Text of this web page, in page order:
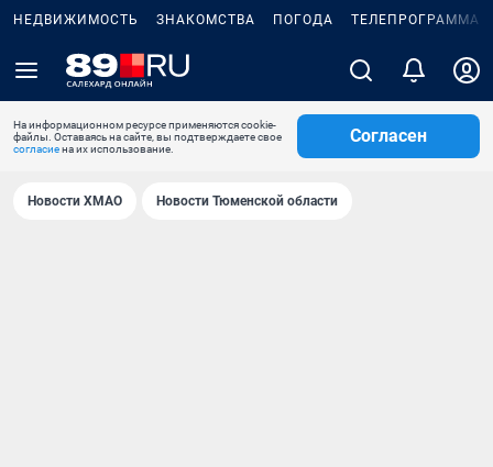
НЕДВИЖИМОСТЬ ЗНАКОМСТВА ПОГОДА ТЕЛЕПРОГРАММА
На информационном ресурсе применяются cookie-
файлы. Оставаясь на сайте, вы подтверждаете свое
согласиена их использование.
Согласен
Новости ХМАО Новости Тюменской области